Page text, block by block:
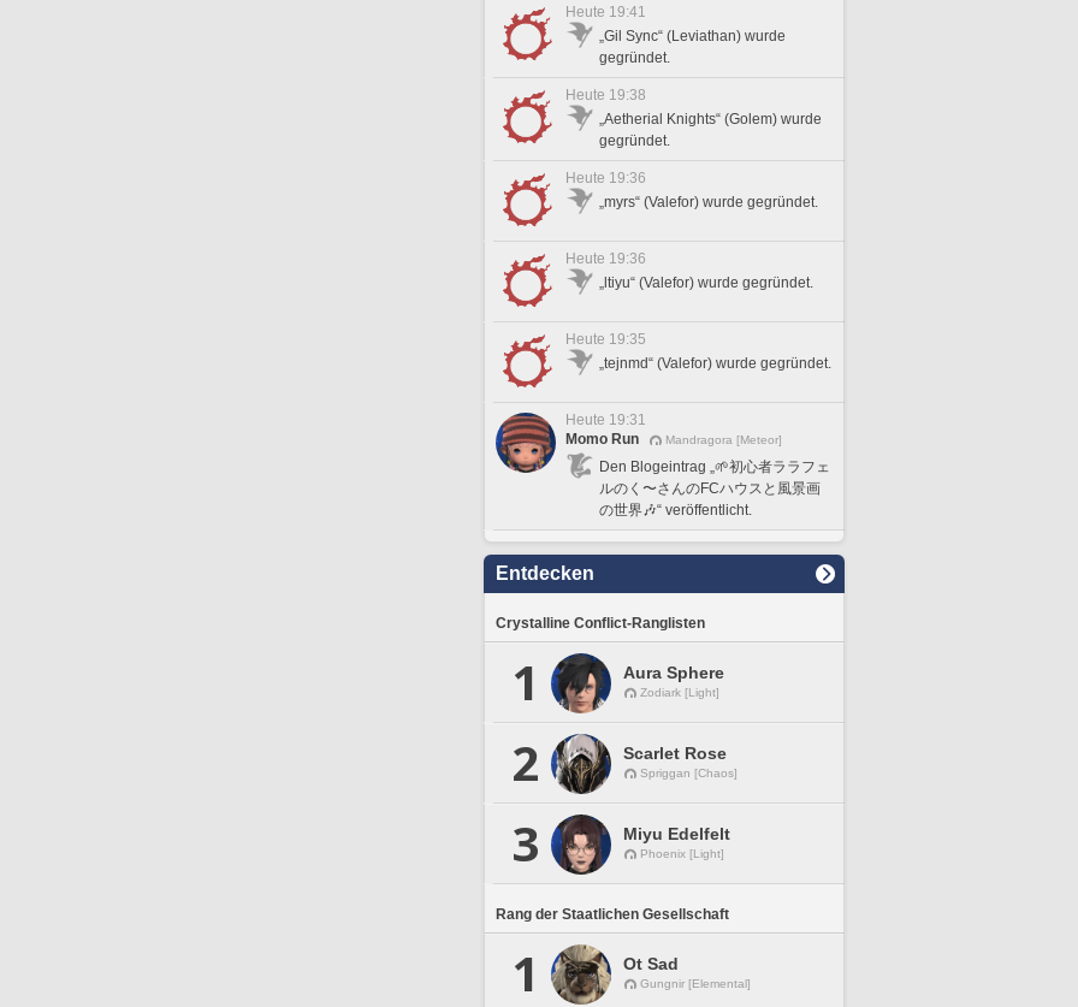
Heute 19:41
„Gil Sync“ (Leviathan) wurde
gegründet.
Heute 19:38
„Aetherial Knights“ (Golem) wurde
gegründet.
Heute 19:36
„myrs“ (Valefor) wurde gegründet.
Heute 19:36
„ltiyu“ (Valefor) wurde gegründet.
Heute 19:35
„tejnmd“ (Valefor) wurde gegründet.
Heute 19:31
Momo Run
Mandragora [Meteor]
Den Blogeintrag „🌱初心者ララフェ
ルのく〜さんのFCハウスと風景画
の世界🎶“ veröffentlicht.
Entdecken
Crystalline Conflict-Ranglisten
1 Aura Sphere
Zodiark [Light]
2 Scarlet Rose
Spriggan [Chaos]
3 Miyu Edelfelt
Phoenix [Light]
Rang der Staatlichen Gesellschaft
1 Ot Sad
Gungnir [Elemental]